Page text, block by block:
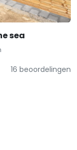
sea
16 beoordelingen